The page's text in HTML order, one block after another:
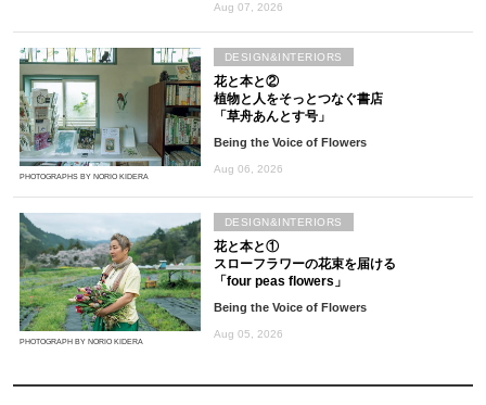
Aug 07, 2026
PHOTOGRAPHS BY NORIO KIDERA
花と本と②
植物と人をそっとつなぐ書店
「草舟あんとす号」
Being the Voice of Flowers
Aug 06, 2026
DESIGN&INTERIORS
PHOTOGRAPH BY NORIO KIDERA
花と本と①
スローフラワーの花束を届ける
「four peas flowers」
Being the Voice of Flowers
Aug 05, 2026
DESIGN&INTERIORS